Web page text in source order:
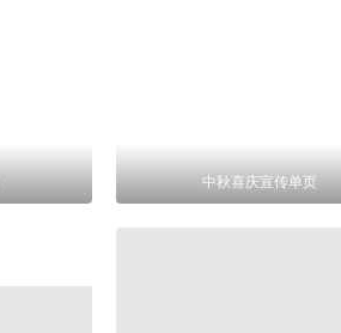
中秋喜庆宣传单页